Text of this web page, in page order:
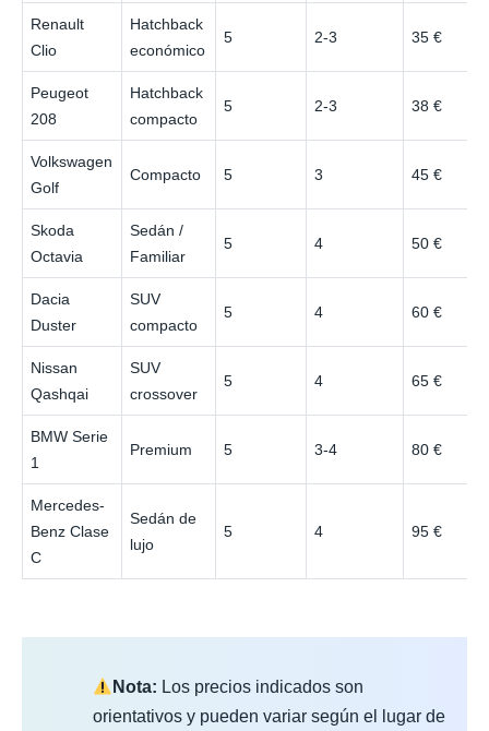
Renault
Clio
Hatchback
económico
5 2-3 35 €
Peugeot
208
Hatchback
compacto
5 2-3 38 €
Volkswagen
Golf
Compacto 5 3 45 €
Skoda
Octavia
Sedán /
Familiar
5 4 50 €
Dacia
Duster
SUV
compacto
5 4 60 €
Nissan
Qashqai
SUV
crossover
5 4 65 €
BMW Serie
1
Premium 5 3-4 80 €
Mercedes-
Benz Clase
C
Sedán de
lujo
5 4 95 €
Nota: Los precios indicados son
orientativos y pueden variar según el lugar de